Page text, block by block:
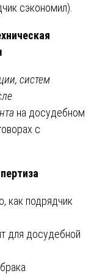
сэкономил).
систем
на досудебном
с
как подрядчик
для досудебной